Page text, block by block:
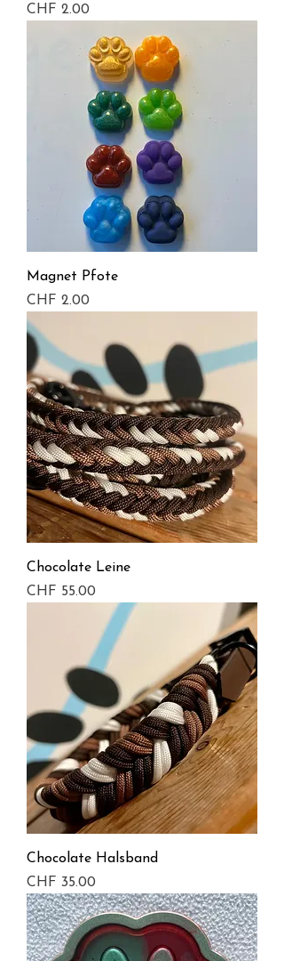
Preis
CHF 2.00
Magnet Pfote
Preis
CHF 2.00
Chocolate Leine
Preis
CHF 55.00
Chocolate Halsband
Preis
CHF 35.00